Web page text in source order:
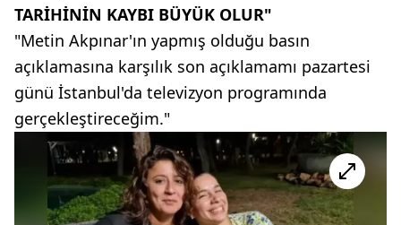
TARİHİNİN KAYBI BÜYÜK OLUR"
"Metin Akpınar'ın yapmış olduğu basın
açıklamasına karşılık son açıklamamı pazartesi
günü İstanbul'da televizyon programında
gerçekleştireceğim."